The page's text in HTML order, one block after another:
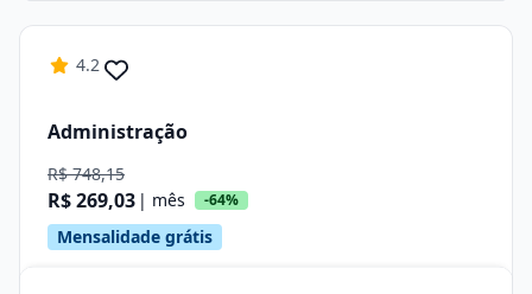
4.2
Administração
R$ 748,15
R$ 269,03 | mês -64%
Mensalidade grátis